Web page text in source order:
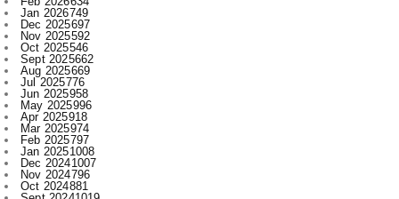
Sept 2025662
Aug 2025669
Jul 2025776
Jun 2025958
May 2025996
Apr 2025918
Mar 2025974
Feb 2025797
Jan 20251008
Dec 20241007
Nov 2024796
Oct 2024881
Sept 20241019
Aug 2024861
Jul 2024932
Jun 2024731
May 2024605